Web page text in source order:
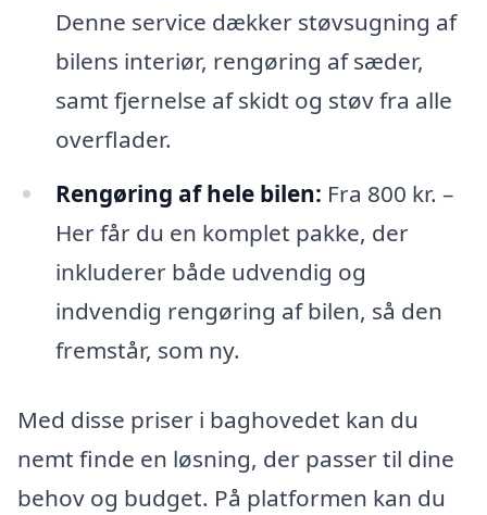
Denne service dækker støvsugning af
bilens interiør, rengøring af sæder,
samt fjernelse af skidt og støv fra alle
overflader.
Rengøring af hele bilen: Fra 800 kr. –
Her får du en komplet pakke, der
inkluderer både udvendig og
indvendig rengøring af bilen, så den
fremstår, som ny.
Med disse priser i baghovedet kan du
nemt finde en løsning, der passer til dine
behov og budget. På platformen kan du